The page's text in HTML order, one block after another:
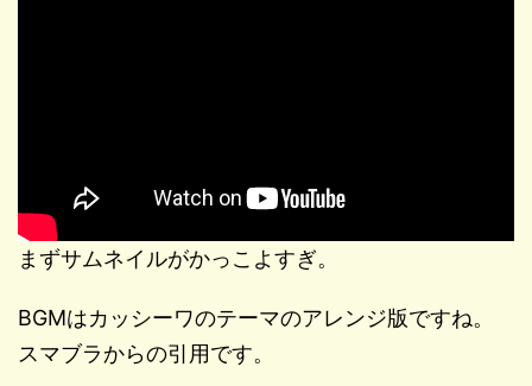
まずサムネイルがかっこよすぎ。
BGMはカッシーワのテーマのアレンジ版ですね。
スマブラからの引用です。